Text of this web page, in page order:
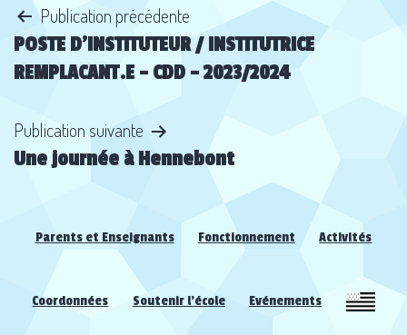
Navigation
de
Publication précédente
POSTE D’INSTITUTEUR / INSTITUTRICE
REMPLACANT.E – CDD – 2023/2024
Publication suivante
Une journée à Hennebont
Parents et Enseignants Fonctionnement Activités
Coordonnées Soutenir l’école Evénements